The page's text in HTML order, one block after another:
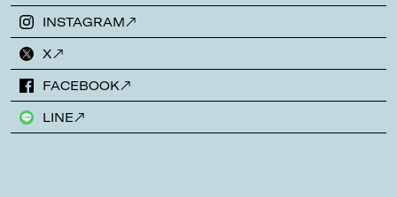
INSTAGRAM
X
FACEBOOK
LINE